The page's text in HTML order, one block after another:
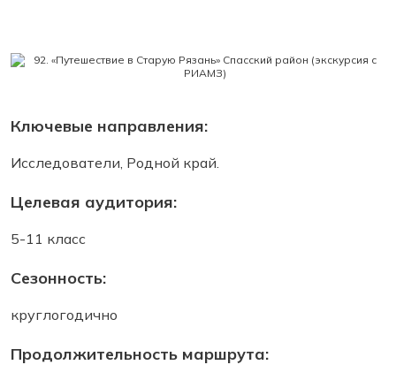
Ключевые направления:
Исследователи, Родной край.
Целевая аудитория:
5-11 класс
Сезонность:
круглогодично
Продолжительность маршрута: